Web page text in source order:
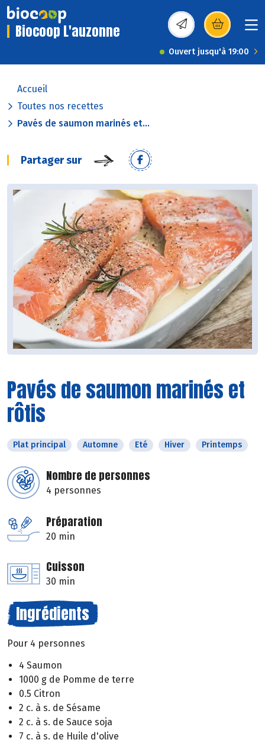
Biocoop L'auzonne (s’ouvre dans une
Ouvert jusqu'à 19:00
Accueil
Toutes nos recettes
Pavés de saumon marinés et...
Partager sur
Pavés de saumon marinés et
rôtis
Plat principal Automne Eté Hiver Printemps
Nombre de personnes
4 personnes
Préparation
20 min
Cuisson
30 min
Ingrédients
Pour 4 personnes
4 Saumon
1000 g de Pomme de terre
0.5 Citron
2 c. à s. de Sésame
2 c. à s. de Sauce soja
7 c. à s. de Huile d'olive